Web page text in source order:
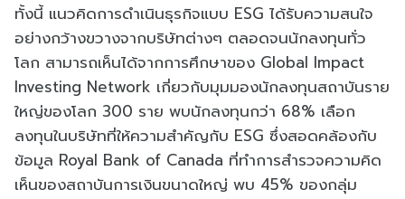
ทั้งนี้ แนวคิดการดำเนินธุรกิจแบบ ESG ได้รับความสนใจ
อย่างกว้างขวางจากบริษัทต่างๆ ตลอดจนนักลงทุนทั่ว
โลก สามารถเห็นได้จากการศึกษาของ Global Impact
Investing Network เกี่ยวกับมุมมองนักลงทุนสถาบันราย
ใหญ่ของโลก 300 ราย พบนักลงทุนกว่า 68% เลือก
ลงทุนในบริษัทที่ให้ความสำคัญกับ ESG ซึ่งสอดคล้องกับ
ข้อมูล Royal Bank of Canada ที่ทำการสำรวจความคิด
เห็นของสถาบันการเงินขนาดใหญ่ พบ 45% ของกลุ่ม